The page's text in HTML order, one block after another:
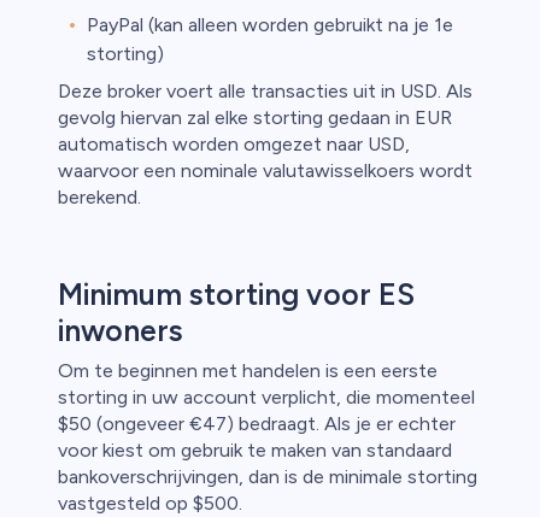
PayPal (kan alleen worden gebruikt na je 1e
storting)
Deze broker voert alle transacties uit in USD. Als
gevolg hiervan zal elke storting gedaan in EUR
automatisch worden omgezet naar USD,
waarvoor een nominale valutawisselkoers wordt
berekend.
Minimum storting voor ES
inwoners
Om te beginnen met handelen is een eerste
storting in uw account verplicht, die momenteel
$50 (ongeveer €47) bedraagt. Als je er echter
voor kiest om gebruik te maken van standaard
bankoverschrijvingen, dan is de minimale storting
vastgesteld op $500.